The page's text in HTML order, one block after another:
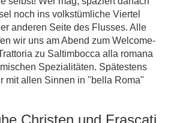
noch ins volkstümliche Viertel
anderen Seite des Flusses. Alle
wir uns am Abend zum Welcome-
zu Saltimbocca alla romana
Spezialitäten. Spätestens
mit allen Sinnen in "bella Roma"
Christen und Frascati